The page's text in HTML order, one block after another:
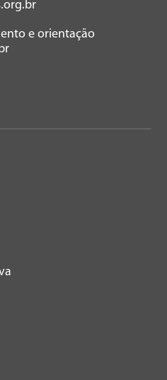
e orientação